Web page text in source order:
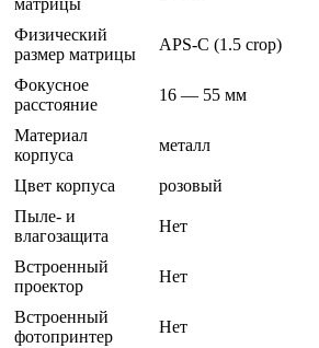
матрицы
Физический
размер матрицы
APS-C (1.5 crop)
Фокусное
расстояние
16 — 55 мм
Материал
корпуса
металл
Цвет корпуса
розовый
Пыле- и
влагозащита
Нет
Встроенный
проектор
Нет
Встроенный
фотопринтер
Нет